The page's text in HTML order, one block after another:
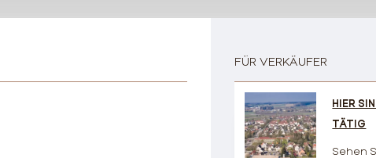
FÜR VERKÄUFER
HIER
TÄTIG
Sehen